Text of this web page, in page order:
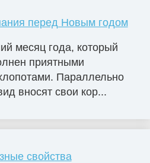
перед Новым годом
месяц года, который
приятными
Параллельно
вносят свои кор...
свойства